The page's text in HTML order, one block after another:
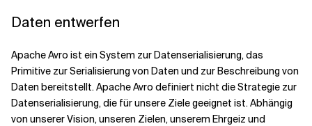
Daten entwerfen
Apache Avro ist ein System zur Datenserialisierung, das
Primitive zur Serialisierung von Daten und zur Beschreibung von
Daten bereitstellt. Apache Avro definiert nicht die Strategie zur
Datenserialisierung, die für unsere Ziele geeignet ist. Abhängig
von unserer Vision, unseren Zielen, unserem Ehrgeiz und